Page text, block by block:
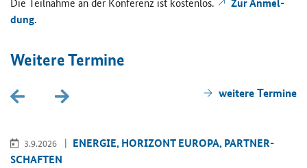
Zur An­mel­
dung.
Wei­te­re Ter­mi­ne
wei­te­re Ter­mi­ne
3.9.2026
EN­ER­GIE, HO­RI­ZONT EU­RO­PA, PART­NER­
SCHAF­TEN